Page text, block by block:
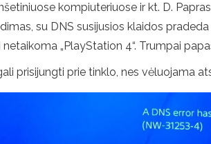
kompiuteriuose ir kt. D.
su DNS susijusios klaidos
„PlayStation 4“. Trumpai
prisijungti prie tinklo, nes vėluojama